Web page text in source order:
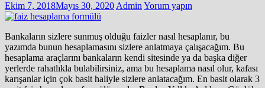
Ekim 7, 2018Mayıs 30, 2020 Admin Yorum yapın
Bankaların sizlere sunmuş olduğu faizler nasıl hesaplanır, bu
yazımda bunun hesaplamasını sizlere anlatmaya çalışacağım. Bu
hesaplama araçlarını bankaların kendi sitesinde ya da başka diğer
yerlerde rahatlıkla bulabilirsiniz, ama bu hesaplama nasıl olur, kafası
karışanlar için çok basit haliyle sizlere anlatacağım. En basit olarak 3